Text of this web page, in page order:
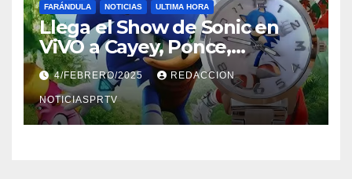
FARÁNDULA NOTICIAS ULTIMA HORA
Llega el Show de Sonic en
ViVO a Cayey, Ponce,
Barceloneta y Humacao,
Relojes gratis para el que
compre ahora….
4/FEBRERO/2025 REDACCION
NOTICIASPRTV